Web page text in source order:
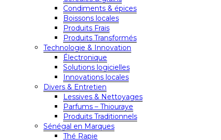
Condiments & épices
Boissons locales
Produits Frais
Produits Transformés
Technologie & Innovation
Électronique
Solutions logicielles
Innovations locales
Divers & Entretien
Lessives & Nettoyages
Parfums – Thiouraye
Produits Traditionnels
Sénégal en Marques
Thé Rapie